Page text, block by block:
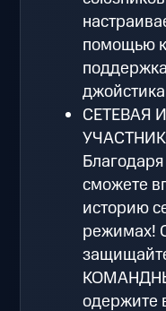
помощью
СЕТЕВАЯ
сможете
историю
режимах!
одержите